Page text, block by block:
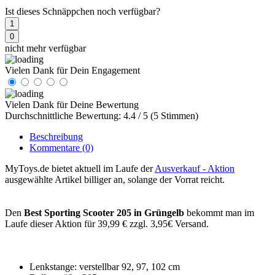
Ist dieses Schnäppchen noch verfügbar?
1
0
nicht mehr verfügbar
Vielen Dank für Dein Engagement
Vielen Dank für Deine Bewertung
Durchschnittliche Bewertung: 4.4 / 5 (5 Stimmen)
Beschreibung
Kommentare (0)
MyToys.de bietet aktuell im Laufe derAusverkauf - Aktion
ausgewählte Artikel billiger an, solange der Vorrat reicht.
Den Best Sporting Scooter 205 in Grüngelb bekommt man im
Laufe dieser Aktion für 39,99 € zzgl. 3,95€ Versand.
Lenkstange: verstellbar 92, 97, 102 cm